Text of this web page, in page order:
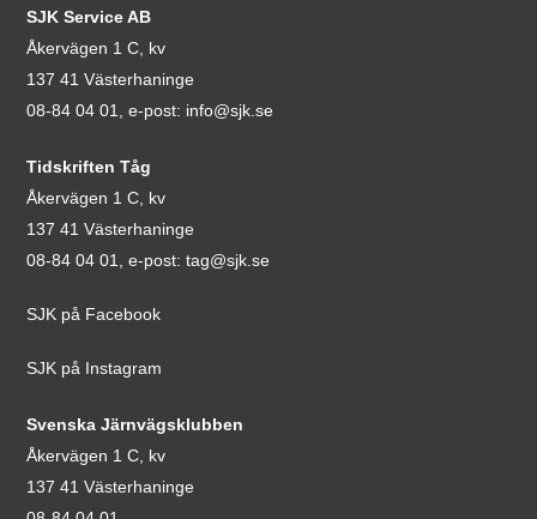
SJK Service AB
Åkervägen 1 C, kv
137 41 Västerhaninge
08-84 04 01, e-post: info@sjk.se
Tidskriften Tåg
Åkervägen 1 C, kv
137 41 Västerhaninge
08-84 04 01, e-post:tag@sjk.se
SJK på Facebook
SJK på Instagram
Svenska Järnvägsklubben
Åkervägen 1 C, kv
137 41 Västerhaninge